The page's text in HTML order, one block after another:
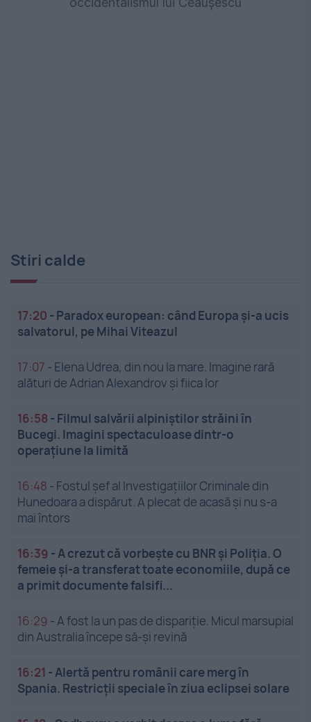
Stiri calde
17:20 - Paradox european: când Europa și-a ucis
salvatorul, pe Mihai Viteazul
17:07 - Elena Udrea, din nou la mare. Imagine rară
alături de Adrian Alexandrov și fiica lor
16:58 - Filmul salvării alpiniștilor străini în
Bucegi. Imagini spectaculoase dintr-o
operațiune la limită
16:48 - Fostul șef al Investigațiilor Criminale din
Hunedoara a dispărut. A plecat de acasă și nu s-a
mai întors
16:39 -A crezut că vorbește cu BNR și Poliția. O
femeie și-a transferat toate economiile, după ce
a primit documente falsifi...
16:29 -A fost la un pas de dispariție. Micul marsupial
din Australia începe să-și revină
16:21 -Alertă pentru românii care merg în
Spania. Restricții speciale în ziua eclipsei solare